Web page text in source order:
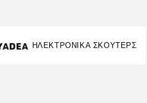
ΗΛΕΚΤΡΟΝΙΚΑ ΣΚΟΥΤΕΡΣ